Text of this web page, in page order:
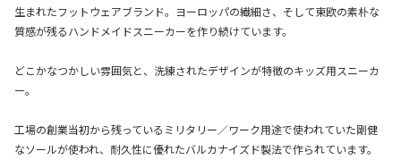
生まれたフットウェアブランド。ヨーロッパの繊細さ、そして東欧の素朴な
質感が残るハンドメイドスニーカーを作り続けています。
どこかなつかしい雰囲気と、洗練されたデザインが特徴のキッズ用スニーカ
ー。
工場の創業当初から残っているミリタリー／ワーク用途で使われていた剛健
なソールが使われ、耐久性に優れたバルカナイズド製法で作られています。